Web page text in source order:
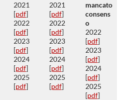
2021
[pdf]
2022
[pdf]
2023
[pdf]
2024
[pdf]
2025
[pdf]
2021
[pdf]
2022
[pdf]
2023
[pdf]
2024
[pdf]
2025
[pdf]
mancato
consens
o
2022
[pdf]
2023
[pdf]
2024
[pdf]
2025
[pdf]